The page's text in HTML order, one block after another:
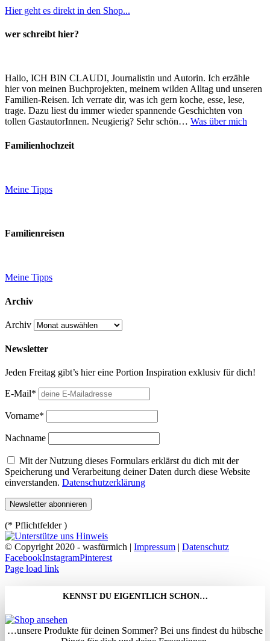
Hier geht es direkt in den Shop...
wer schreibt hier?
Hallo, ICH BIN CLAUDI, Journalistin und Autorin. Ich erzähle
hier von meinen Buchprojekten, meinem wilden Alltag und unseren
Familien-Reisen. Ich verrate dir, was ich gern koche, esse, lese,
trage. Dazu liest du immer wieder spannende Geschichten von
tollen GastautorInnen. Neugierig? Sehr schön… Was über mich
Familienhochzeit
Meine Tipps
Familienreisen
Meine Tipps
Archiv
Archiv
Newsletter
Jeden Freitag gibt’s hier eine Portion Inspiration exklusiv für dich!
E-Mail*
Vorname*
Nachname
Mit der Nutzung dieses Formulars erklärst du dich mit der
Speicherung und Verarbeitung deiner Daten durch diese Website
einverstanden. Datenschutzerklärung
(* Pflichtfelder )
© Copyright 2020 - wasfürmich | Impressum | Datenschutz
FacebookInstagramPinterest
Page load link
KENNST DU EIGENTLICH SCHON…
…unsere Produkte für deinen Sommer? Bei uns findest du hübsche